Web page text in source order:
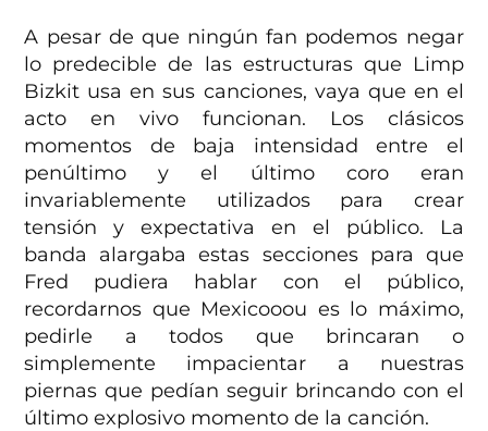
A pesar de que ningún fan podemos negar
lo predecible de las estructuras que Limp
Bizkit usa en sus canciones, vaya que en el
acto en vivo funcionan. Los clásicos
momentos de baja intensidad entre el
penúltimo y el último coro eran
invariablemente utilizados para crear
tensión y expectativa en el público. La
banda alargaba estas secciones para que
Fred pudiera hablar con el público,
recordarnos que Mexicooou es lo máximo,
pedirle a todos que brincaran o
simplemente impacientar a nuestras
piernas que pedían seguir brincando con el
último explosivo momento de la canción.